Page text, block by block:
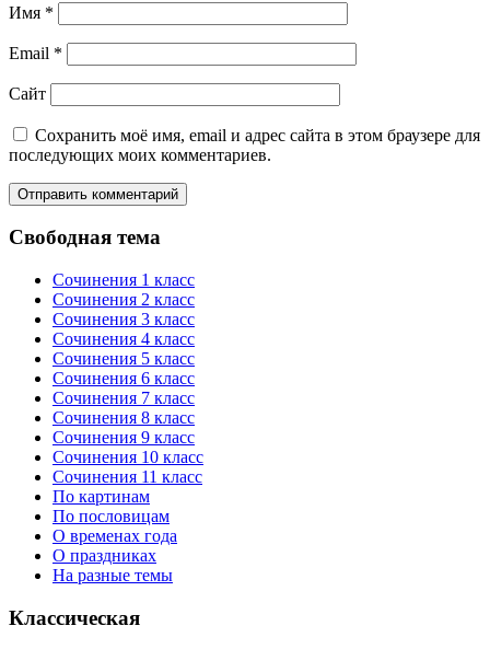
Имя *
Email *
Сайт
Сохранить моё имя, email и адрес сайта в этом браузере для
последующих моих комментариев.
Свободная тема
Сочинения 1 класс
Сочинения 2 класс
Сочинения 3 класс
Сочинения 4 класс
Сочинения 5 класс
Сочинения 6 класс
Сочинения 7 класс
Сочинения 8 класс
Сочинения 9 класс
Сочинения 10 класс
Сочинения 11 класс
По картинам
По пословицам
О временах года
О праздниках
На разные темы
Классическая